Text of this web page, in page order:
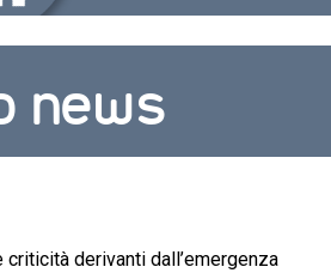
news
criticità derivanti dall’emergenza